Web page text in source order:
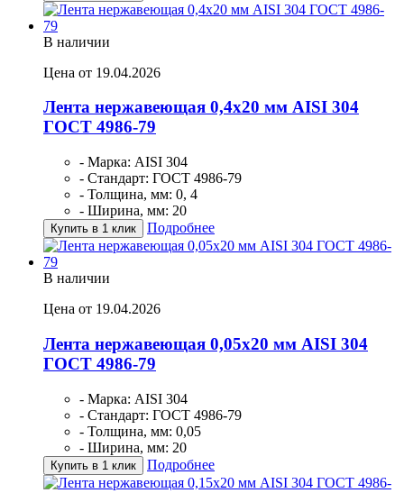
В наличии
Цена от 19.04.2026
Лента нержавеющая 0,4х20 мм AISI 304
ГОСТ 4986-79
- Марка: AISI 304
- Стандарт: ГОСТ 4986-79
- Толщина, мм: 0, 4
- Ширина, мм: 20
Купить в 1 клик Подробнее
В наличии
Цена от 19.04.2026
Лента нержавеющая 0,05х20 мм AISI 304
ГОСТ 4986-79
- Марка: AISI 304
- Стандарт: ГОСТ 4986-79
- Толщина, мм: 0,05
- Ширина, мм: 20
Купить в 1 клик Подробнее